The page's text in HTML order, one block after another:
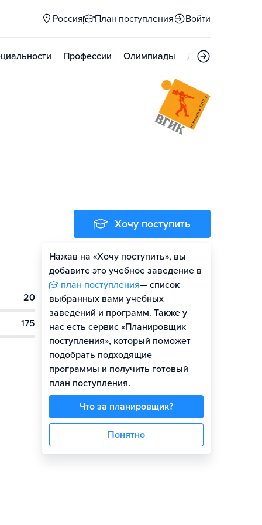
Россия План поступления Войти
Профессии Олимпиады Дни открытых
20
175
Хочу поступить
Нажав на «Хочу поступить», вы
добавите это учебное заведение в
план поступления— список
выбранных вами учебных
заведений и программ. Также у
нас есть сервис «Планировщик
поступления», который поможет
подобрать подходящие
программы и получить готовый
план поступления.
Что за планировщик?
Понятно
Оценить шансы